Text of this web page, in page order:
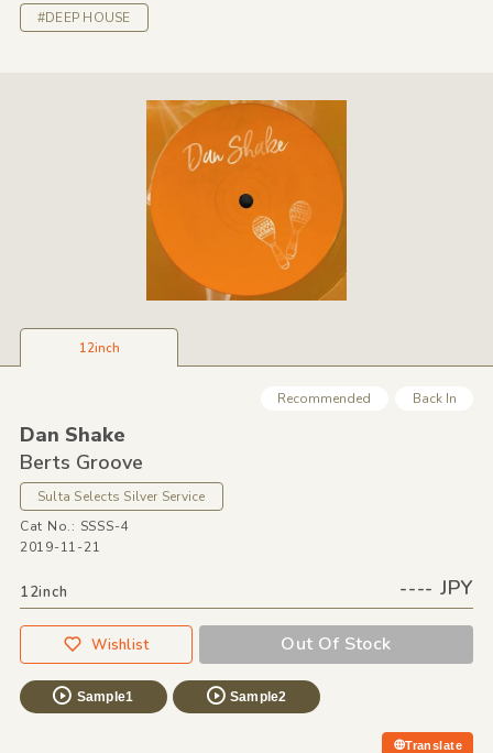
#DEEP HOUSE
12inch
Recommended Back In
Dan Shake
Berts Groove
Sulta Selects Silver Service
Cat No.: SSSS-4
2019-11-21
12inch ---- JPY
Wishlist Out Of Stock
Sample1 Sample2
Translate